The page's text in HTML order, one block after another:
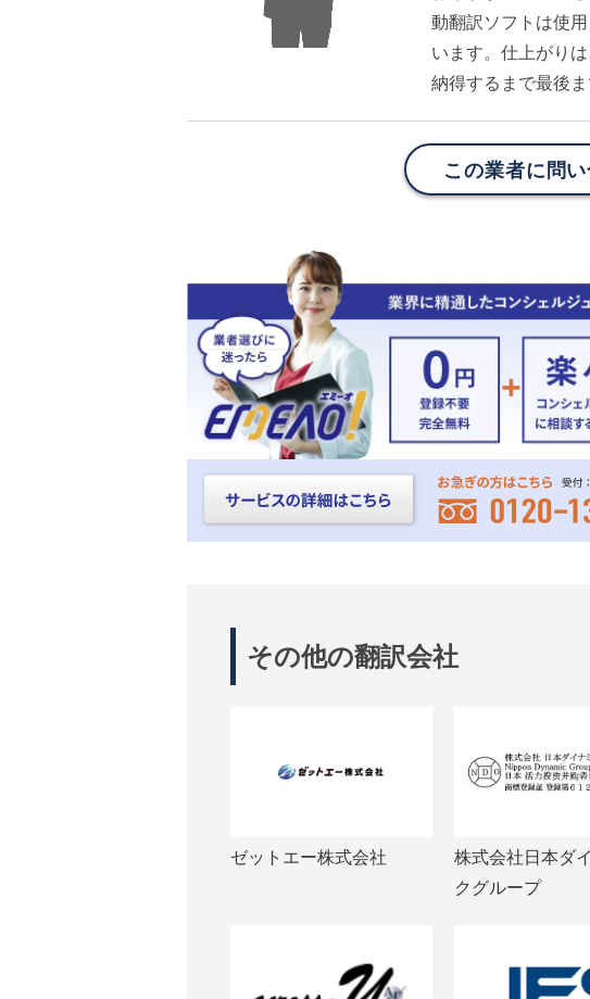
動翻訳ソフトは使
います。仕上がり
納得するまで最後
この業者に問
その他の翻訳会社
ゼットエー株式会社
株式会社日本ダ
クグループ